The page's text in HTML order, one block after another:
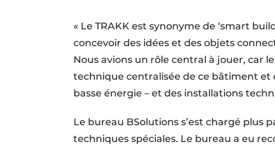
« Le TRAKK est synonyme de ‘smart
concevoir des idées et des objets
Nous avions un rôle central à jouer, car
technique centralisée de ce bâtiment et
basse énergie – et des installations
Le bureau BSolutions s’est chargé plus
techniques spéciales. Le bureau a eu